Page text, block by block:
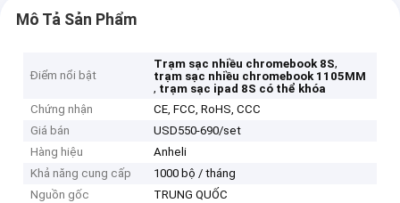
Mô Tả Sản Phẩm
Điểm nổi bật
Trạm sạc nhiều chromebook 8S,
trạm sạc nhiều chromebook 1105MM
, trạm sạc ipad 8S có thể khóa
Chứng nhận
CE, FCC, RoHS, CCC
Giá bán
USD550-690/set
Hàng hiệu
Anheli
Khả năng cung cấp
1000 bộ / tháng
Nguồn gốc
TRUNG QUỐC